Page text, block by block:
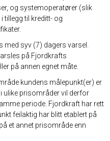
og systemoperatører (slik
tillegg til kreditt- og
med syv (7) dagers varsel.
på Fjordkrafts
på annen egnet måte.
kundens målepunkt(er) er
ulike prisområder vil derfor
periode. Fjordkraft har rett
feilaktig har blitt etablert på
et annet prisområde enn